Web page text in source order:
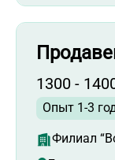
1300 -
Опыт 1-3
Филиал